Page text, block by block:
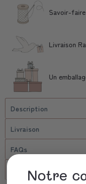
Savoir-
Livraison
Un
Description
Livraison
FAQs
client corporel
Notre